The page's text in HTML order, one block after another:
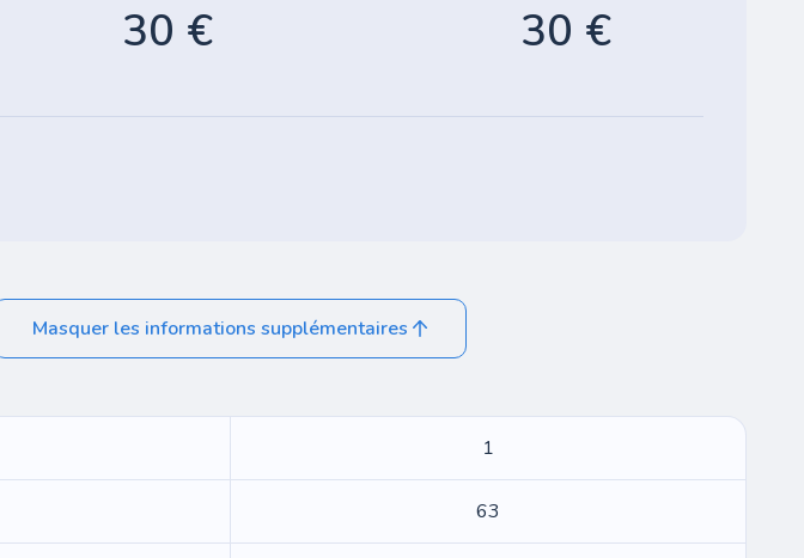
30 € 30 €
Masquer les informations supplémentaires
1
63